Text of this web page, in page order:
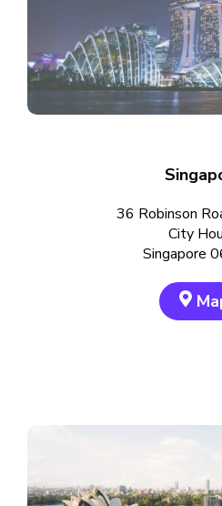
36 Robinson
City
Singapore